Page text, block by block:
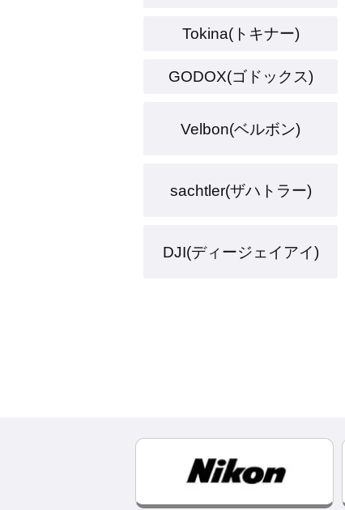
Tokina(トキナー)
GODOX(ゴドックス)
Velbon(ベルボン)
sachtler(ザハトラー)
DJI(ディージェイアイ)